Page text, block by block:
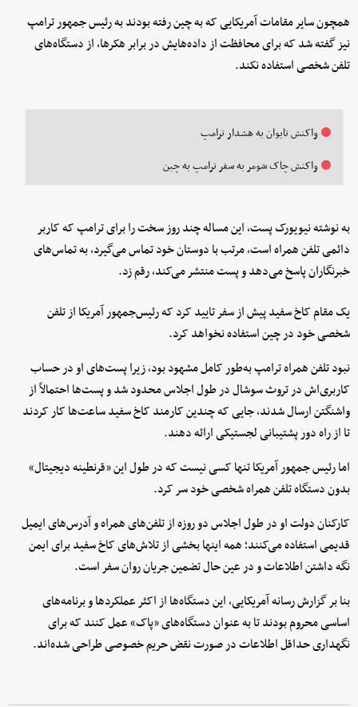
همچون سایر مقامات آمریکایی که به چین رفته بودند به رئیس جمهور ترامپ
نیز گفته شد که برای محافظت از داده‌هایش در برابر هکرها، از دستگاه‌های
تلفن شخصی استفاده نکند.
واکنش تایوان به هشدار ترامپ
واکنش چاک شومر به سفر ترامپ به چین
به نوشته نیویورک پست، این مساله چند روز سخت را برای ترامپ که کاربر
دائمی تلفن همراه است، مرتب با دوستان خود تماس می‌گیرد، به تماس‌های
خبرنگاران پاسخ می‌دهد و پست منتشر می‌کند، رقم زد.
یک مقام کاخ سفید پیش از سفر تایید کرد که رئیس‌جمهور آمریکا از تلفن
شخصی خود در چین استفاده نخواهد کرد.
نبود تلفن همراه ترامپ به‌طور کامل مشهود بود، زیرا پست‌های او در حساب
کاربری‌اش در تروث سوشال در طول اجلاس محدود شد و پست‌ها احتمالاً از
واشنگتن ارسال شدند، جایی که چندین کارمند کاخ سفید ساعت‌ها کار کردند
تا از راه دور پشتیبانی لجستیکی ارائه دهند.
اما رئیس جمهور آمریکا تنها کسی نیست که در طول این «قرنطینه دیجیتال»
بدون دستگاه تلفن همراه شخصی خود سر کرد.
کارکنان دولت او در طول اجلاس دو روزه از تلفن‌های همراه و آدرس‌های ایمیل
قدیمی استفاده می‌کنند؛ همه اینها بخشی از تلاش‌های کاخ سفید برای ایمن
نگه داشتن اطلاعات و در عین حال تضمین جریان روان سفر است.
بنا بر گزارش رسانه آمریکایی، این دستگاه‌ها از اکثر عملکردها و برنامه‌های
اساسی محروم بودند تا به عنوان دستگاه‌های «پاک» عمل کنند که برای
نگهداری حداقل اطلاعات در صورت نقض حریم خصوصی طراحی شده‌اند.